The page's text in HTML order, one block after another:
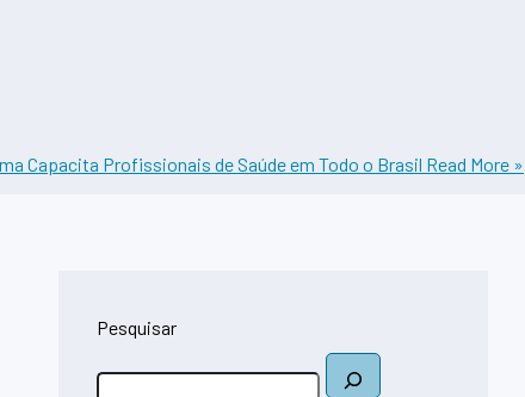
Capacita Profissionais de Saúde em Todo o Brasil Read More »
Pesquisar